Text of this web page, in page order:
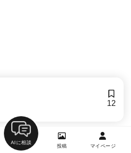
12
AIに相談
投稿 マイページ